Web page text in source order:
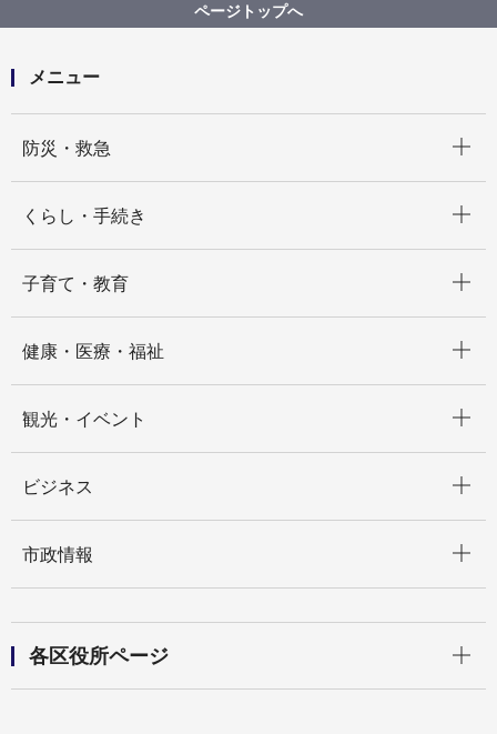
【入札結果掲載】【公募型指名競争入札】令和７年度
区役所窓口外部評価業務委託
ページトップへ
メニュー
防災・救急
くらし・手続き
子育て・教育
健康・医療・福祉
観光・イベント
ビジネス
市政情報
各区役所ページ